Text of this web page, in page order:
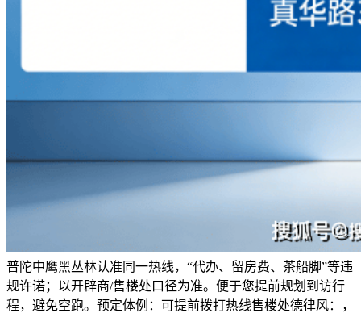
普陀中鹰黑丛林认准同一热线，“代办、留房费、茶船脚”等违
规许诺；以开辟商/售楼处口径为准。便于您提前规划到访行
程，避免空跑。预定体例：可提前拨打热线售楼处德律风：，